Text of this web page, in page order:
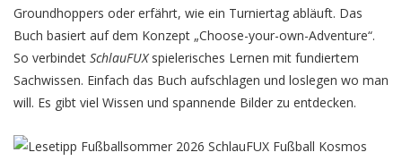
Groundhoppers oder erfährt, wie ein Turniertag abläuft. Das
Buch basiert auf dem Konzept „Choose-your-own-Adventure“.
So verbindet SchlauFUXspielerisches Lernen mit fundiertem
Sachwissen. Einfach das Buch aufschlagen und loslegen wo man
will. Es gibt viel Wissen und spannende Bilder zu entdecken.